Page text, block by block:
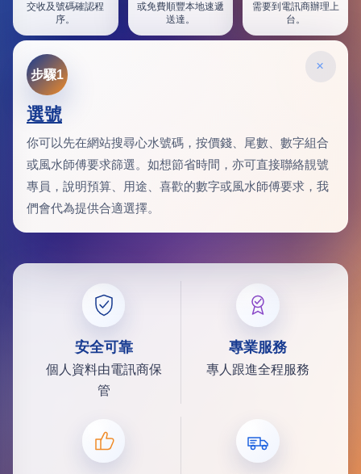
交收及號碼確認程
序。
或免費順豐本地速遞
送達。
需要到電訊商辦理上
台。
×
步驟1
選號
你可以先在網站搜尋心水號碼，按價錢、尾數、數字組合
或風水師傅要求篩選。如想節省時間，亦可直接聯絡靚號
專員，說明預算、用途、喜歡的數字或風水師傅要求，我
們會代為提供合適選擇。
安全可靠
個人資料由電訊商保
管
專業服務
專人跟進全程服務